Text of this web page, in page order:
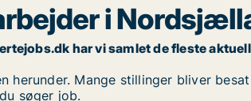
i
har vi samlet de fleste
herunder. Mange stillinger bliver
søger job.